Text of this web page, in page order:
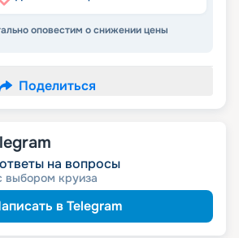
оповестим о снижении цены
Поделиться
на вопросы
круиза
в Telegram